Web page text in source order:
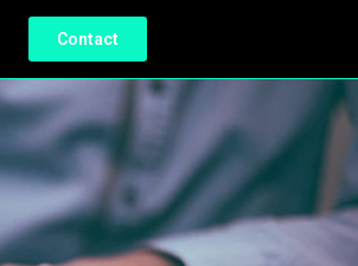
Contact